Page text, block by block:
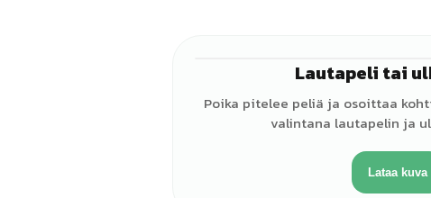
Lautapeli tai
Poika pitelee peliä ja osoittaa
valintana lautapelin ja
Lataa kuva